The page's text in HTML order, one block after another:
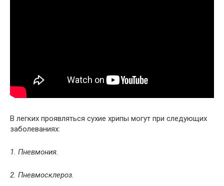
В легких проявляться сухие хрипы могут при следующих
заболеваниях:
1. Пневмония.
2. Пневмосклероз.